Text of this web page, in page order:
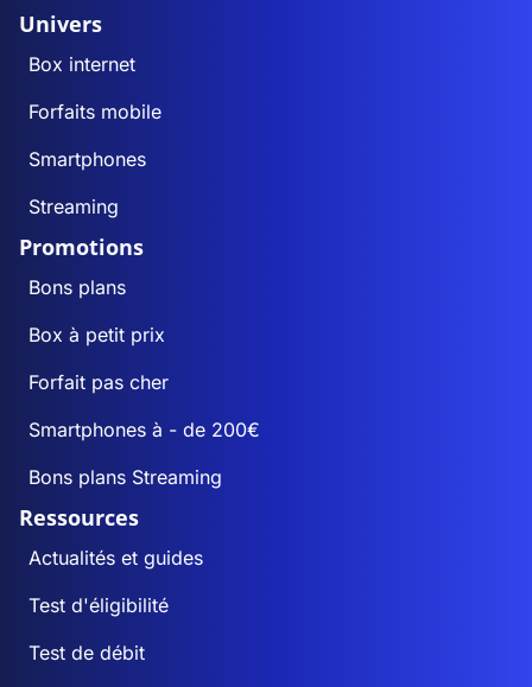
Univers
Box internet
Forfaits mobile
Smartphones
Streaming
Promotions
Bons plans
Box à petit prix
Forfait pas cher
Smartphones à - de 200€
Bons plans Streaming
Ressources
Actualités et guides
Test d'éligibilité
Test de débit